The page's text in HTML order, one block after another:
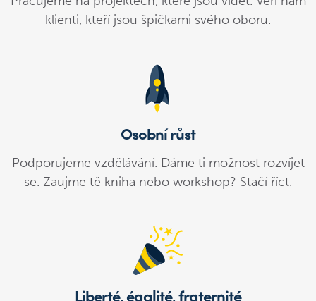
klienti, kteří jsou špičkami svého oboru.
Osobní růst
Podporujeme vzdělávání. Dáme ti možnost rozvíjet
se. Zaujme tě kniha nebo workshop? Stačí říct.
Liberté, égalité, fraternité